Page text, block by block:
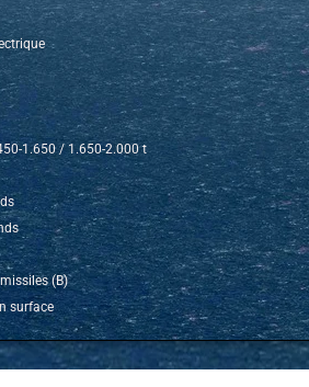
1.650 / 1.650-2.000 t
(B)
surface